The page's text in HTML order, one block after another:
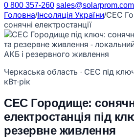
0 800 357-260
Головна/Інсоляція України/СЕС
сонячні електростанції
Черкаська область · СЕС під
кВт·рік
СЕС Городище:
електростанція під
резервне живлення